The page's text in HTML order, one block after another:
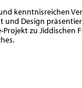
kenntnisreichen
und Design
Projekt zu Jiddischen